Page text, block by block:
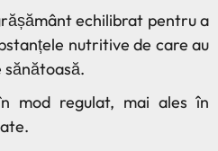
echilibrat pentru a
nutritive de care au
mod regulat, mai ales în